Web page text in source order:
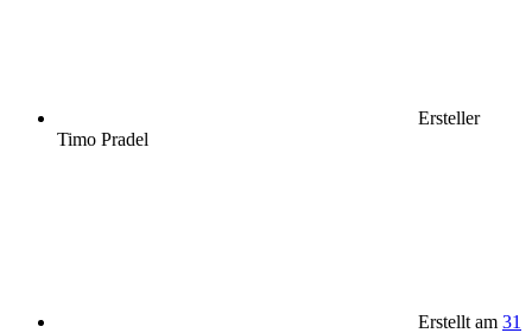
Ersteller
Timo Pradel
Erstellt am 31